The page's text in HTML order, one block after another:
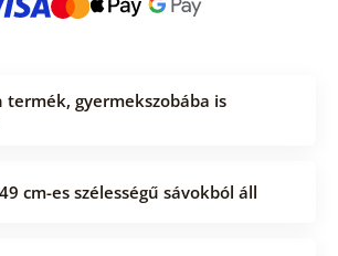
termék, gyermekszobába is
cm-es szélességű sávokból áll